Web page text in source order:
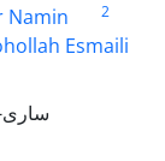
Namin 2
Esmaili